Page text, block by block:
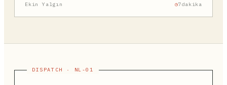
Ekin Yalgın 7dakika